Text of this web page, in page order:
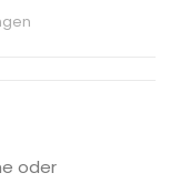
oder